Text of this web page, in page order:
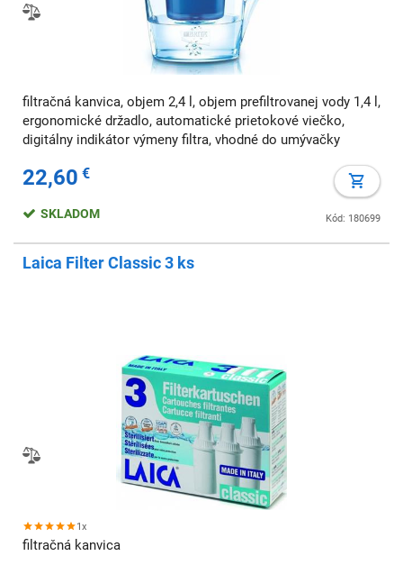
filtračná kanvica, objem 2,4 l, objem prefiltrovanej vody 1,4 l,
ergonomické držadlo, automatické prietokové viečko,
digitálny indikátor výmeny filtra, vhodné do umývačky
22,60 €
Kód: 180699
SKLADOM
Laica Filter Classic 3 ks
1x
filtračná kanvica